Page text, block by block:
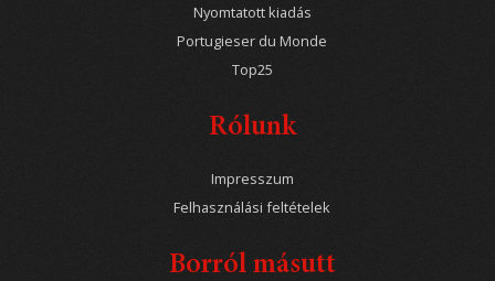
Nyomtatott kiadás
Portugieser du Monde
Top25
Rólunk
Impresszum
Felhasználási feltételek
Borról másutt